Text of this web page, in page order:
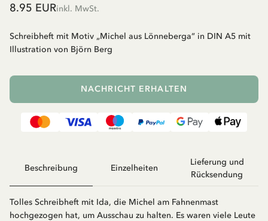
8.95 EURinkl. MwSt.
Schreibheft mit Motiv „Michel aus Lönneberga“ in DIN A5 mit
Illustration von Björn Berg
NACHRICHT ERHALTEN
Beschreibung Einzelheiten
Lieferung und
Rücksendung
Tolles Schreibheft mit Ida, die Michel am Fahnenmast
hochgezogen hat, um Ausschau zu halten. Es waren viele Leute